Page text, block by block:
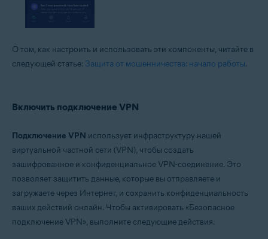
О том, как настроить и использовать эти компоненты, читайте в
следующей статье: Защита от мошенничества: начало работы.
Включить подключение VPN
Подключение VPN использует инфраструктуру нашей
виртуальной частной сети (VPN), чтобы создать
зашифрованное и конфиденциальное VPN-соединение. Это
позволяет защитить данные, которые вы отправляете и
загружаете через Интернет, и сохранить конфиденциальность
ваших действий онлайн. Чтобы активировать «Безопасное
подключение VPN», выполните следующие действия.